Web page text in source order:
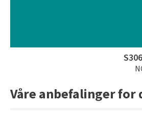
Våre anbefalinger for